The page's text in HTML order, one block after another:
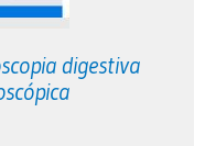
digestiva